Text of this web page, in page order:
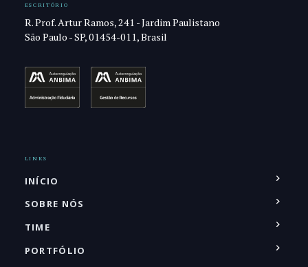
ESCRITÓRIO
R. Prof. Artur Ramos, 241 - Jardim Paulistano
São Paulo - SP, 01454-011, Brasil
LINKS
INÍCIO
SOBRE NÓS
TIME
PORTFÓLIO